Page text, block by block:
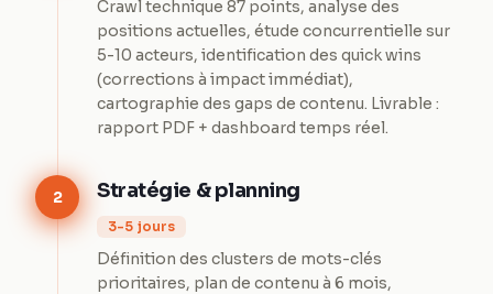
Crawl technique 87 points, analyse des
positions actuelles, étude concurrentielle sur
5-10 acteurs, identification des quick wins
(corrections à impact immédiat),
cartographie des gaps de contenu. Livrable :
rapport PDF + dashboard temps réel.
2 Stratégie & planning
3-5 jours
Définition des clusters de mots-clés
prioritaires, plan de contenu à 6 mois,